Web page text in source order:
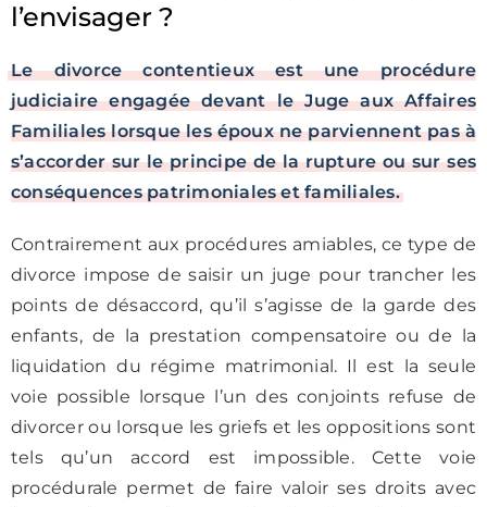
l’envisager ?
Le divorce contentieux est une procédure
judiciaire engagée devant le Juge aux Affaires
Familiales lorsque les époux ne parviennent pas à
s’accorder sur le principe de la rupture ou sur ses
conséquences patrimoniales et familiales.
Contrairement aux procédures amiables, ce type de
divorce impose de saisir un juge pour trancher les
points de désaccord, qu’il s’agisse de la garde des
enfants, de la prestation compensatoire ou de la
liquidation du régime matrimonial. Il est la seule
voie possible lorsque l’un des conjoints refuse de
divorcer ou lorsque les griefs et les oppositions sont
tels qu’un accord est impossible. Cette voie
procédurale permet de faire valoir ses droits avec